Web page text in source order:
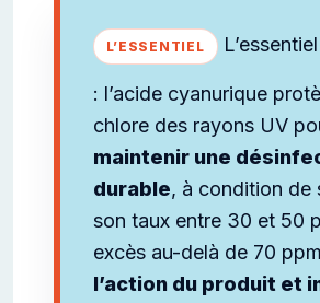
: l’acide cyanurique
chlore des rayons UV
maintenir une
durable, à condition de
son taux entre 30 et 50
excès au-delà de 70 ppm
l’action du produit et